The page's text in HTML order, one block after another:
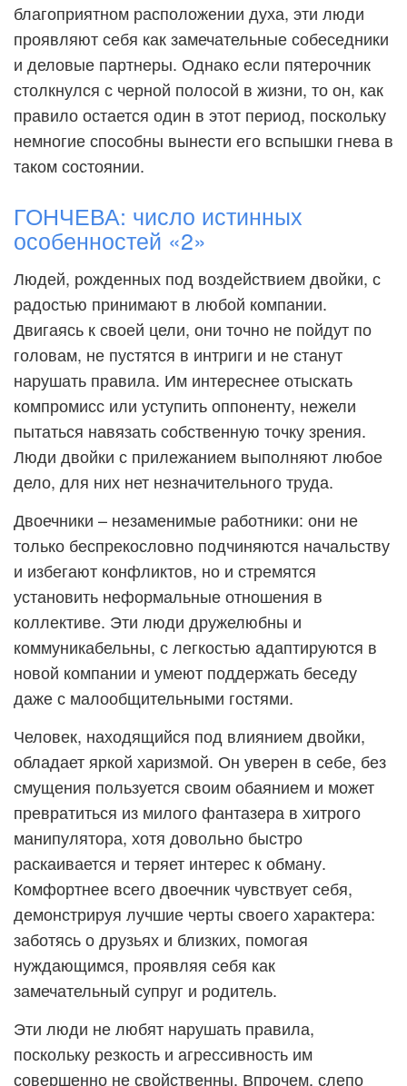
благоприятном расположении духа, эти люди
проявляют себя как замечательные собеседники
и деловые партнеры. Однако если пятерочник
столкнулся с черной полосой в жизни, то он, как
правило остается один в этот период, поскольку
немногие способны вынести его вспышки гнева в
таком состоянии.
ГОНЧЕВА: число истинных
особенностей «2»
Людей, рожденных под воздействием двойки, с
радостью принимают в любой компании.
Двигаясь к своей цели, они точно не пойдут по
головам, не пустятся в интриги и не станут
нарушать правила. Им интереснее отыскать
компромисс или уступить оппоненту, нежели
пытаться навязать собственную точку зрения.
Люди двойки с прилежанием выполняют любое
дело, для них нет незначительного труда.
Двоечники – незаменимые работники: они не
только беспрекословно подчиняются начальству
и избегают конфликтов, но и стремятся
установить неформальные отношения в
коллективе. Эти люди дружелюбны и
коммуникабельны, с легкостью адаптируются в
новой компании и умеют поддержать беседу
даже с малообщительными гостями.
Человек, находящийся под влиянием двойки,
обладает яркой харизмой. Он уверен в себе, без
смущения пользуется своим обаянием и может
превратиться из милого фантазера в хитрого
манипулятора, хотя довольно быстро
раскаивается и теряет интерес к обману.
Комфортнее всего двоечник чувствует себя,
демонстрируя лучшие черты своего характера:
заботясь о друзьях и близких, помогая
нуждающимся, проявляя себя как
замечательный супруг и родитель.
Эти люди не любят нарушать правила,
поскольку резкость и агрессивность им
совершенно не свойственны. Впрочем, слепо